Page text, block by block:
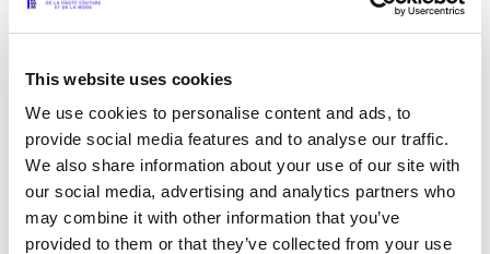
This website uses cookies
We use cookies to personalise content and ads, to
provide social media features and to analyse our traffic.
We also share information about your use of our site with
our social media, advertising and analytics partners who
may combine it with other information that you’ve
provided to them or that they’ve collected from your use